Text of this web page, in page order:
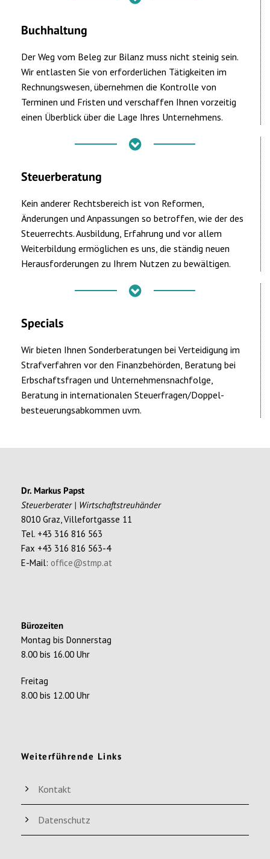
Buchhaltung
Der Weg vom Beleg zur Bilanz muss nicht steinig sein.
Wir entlasten Sie von erforderlichen Tätigkeiten im
Rechnungswesen, übernehmen die Kontrolle von
Terminen und Fristen und verschaffen Ihnen vorzeitig
einen Überblick über die Lage Ihres Unternehmens.
Steuerberatung
Kein anderer Rechtsbereich ist von Reformen,
Änderungen und Anpassungen so betroffen, wie der des
Steuerrechts. Ausbildung, Erfahrung und vor allem
Weiterbildung ermöglichen es uns, die ständig neuen
Herausforderungen zu Ihrem Nutzen zu bewältigen.
Specials
Wir bieten Ihnen Sonderberatungen bei Verteidigung im
Strafverfahren vor den Finanzbehörden, Beratung bei
Erbschaftsfragen und Unternehmensnachfolge,
Beratung in internationalen Steuerfragen/Doppel-
besteuerungsabkommen uvm.
Dr. Markus Papst
Steuerberater | Wirtschaftstreuhänder
8010 Graz, Villefortgasse 11
Tel. +43 316 816 563
Fax +43 316 816 563-4
E-Mail: office@stmp.at
Bürozeiten
Montag bis Donnerstag
8.00 bis 16.00 Uhr
Freitag
8.00 bis 12.00 Uhr
Weiterführende Links
Kontakt
Datenschutz